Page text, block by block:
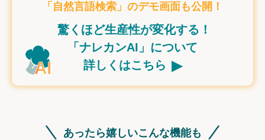
「自然言語検索」のデモ画面も公開！
驚くほど生産性が変化する！
「ナレカンAI」について
詳しくはこちら ▸
あったら嬉しいこんな機能も